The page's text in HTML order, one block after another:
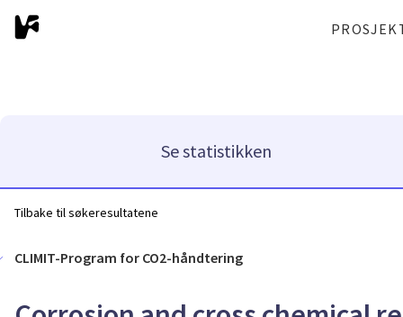
Se statistikken
Tilbake til søkeresultatene
CLIMIT-Program for CO2-håndtering